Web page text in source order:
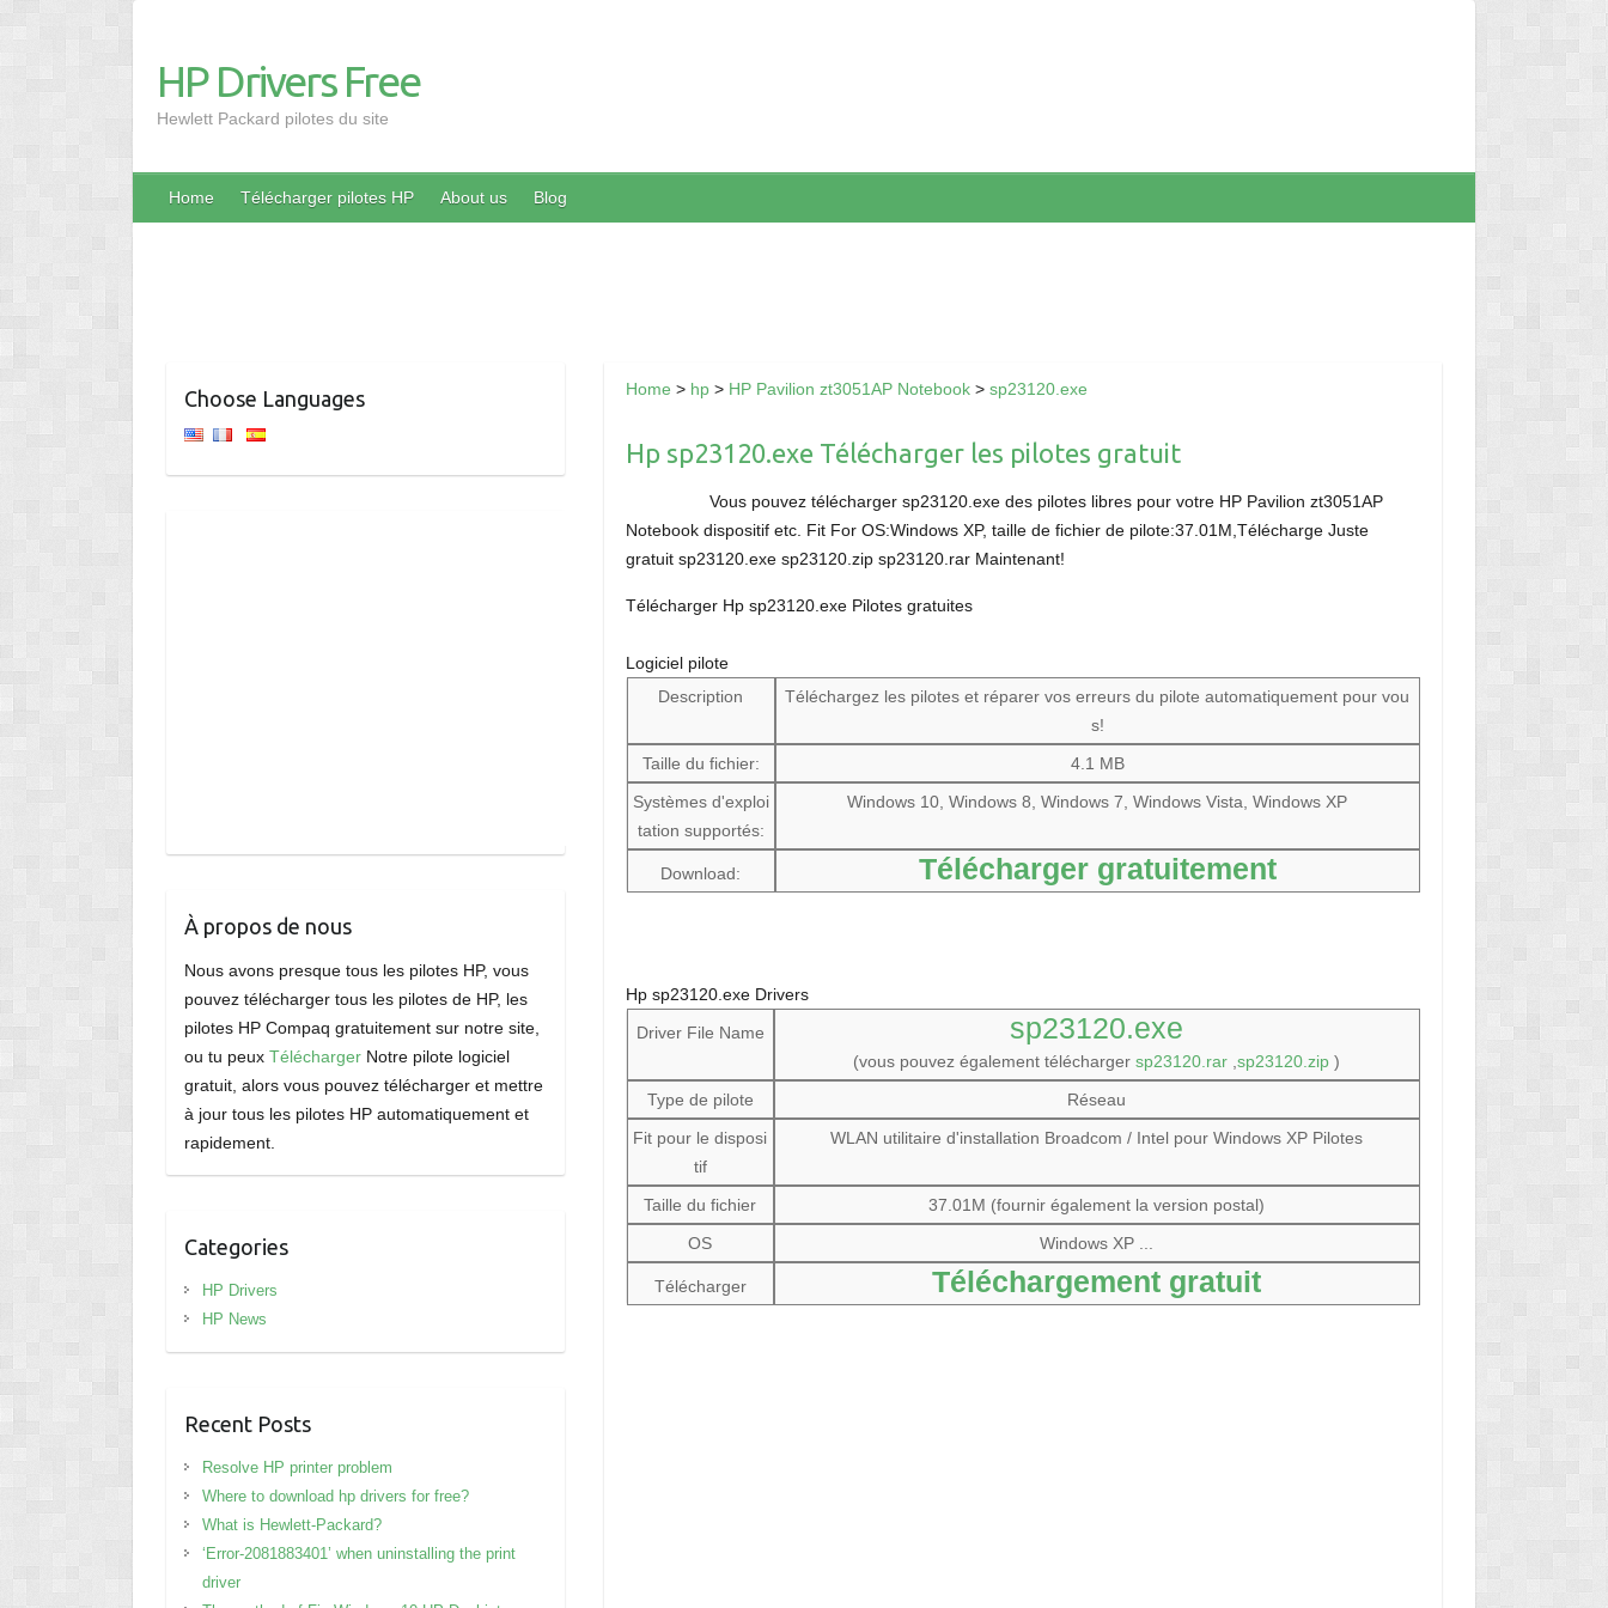
HP Drivers Free
Hewlett Packard pilotes du site
Home Télécharger pilotes HP About us Blog
Home > hp> HP Pavilion zt3051AP Notebook> sp23120.exe
Hp sp23120.exe Télécharger les pilotes gratuit
Vous pouvez télécharger sp23120.exe des pilotes libres pour votre HP Pavilion zt3051AP
Notebook dispositif etc. Fit For OS:Windows XP, taille de fichier de pilote:37.01M,Télécharge Juste
gratuit sp23120.exe sp23120.zip sp23120.rar Maintenant!
Télécharger Hp sp23120.exe Pilotes gratuites
Logiciel pilote
Description
Téléchargez les pilotes et réparer vos erreurs du pilote automatiquement pour vou
s!
Taille du fichier:
4.1 MB
Systèmes d'exploi
tation supportés:
Windows 10, Windows 8, Windows 7, Windows Vista, Windows XP
Download: Télécharger gratuitement
Hp sp23120.exe Drivers
Driver File Name
sp23120.exe
(vous pouvez également téléchargersp23120.rar ,sp23120.zip )
Type de pilote
Réseau
Fit pour le disposi
tif
WLAN utilitaire d'installation Broadcom / Intel pour Windows XP Pilotes
Taille du fichier
37.01M (fournir également la version postal)
OS
Windows XP ...
Télécharger Téléchargement gratuit
Choose Languages
À propos de nous
Nous avons presque tous les pilotes HP, vous
pouvez télécharger tous les pilotes de HP, les
pilotes HP Compaq gratuitement sur notre site,
ou tu peuxTélécharger Notre pilote logiciel
gratuit, alors vous pouvez télécharger et mettre
à jour tous les pilotes HP automatiquement et
rapidement.
Categories
HP Drivers
HP News
Recent Posts
Resolve HP printer problem
Where to download hp drivers for free?
What is Hewlett-Packard?
‘Error-2081883401’ when uninstalling the print
driver